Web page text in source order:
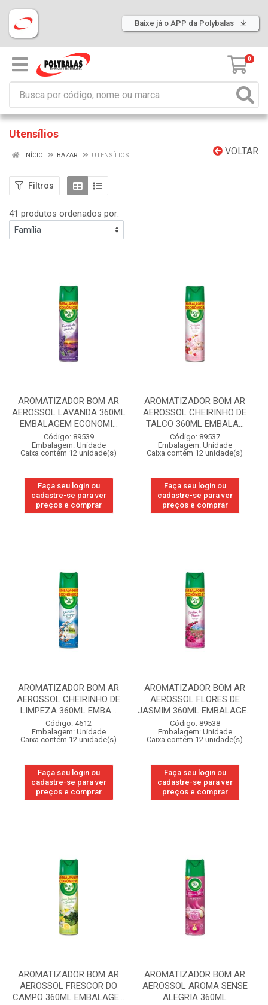
Baixe já o APP da Polybalas
0
Utensílios
VOLTAR
INÍCIO BAZAR UTENSÍLIOS
Filtros
41 produtos ordenados por:
AROMATIZADOR BOM AR
AEROSSOL LAVANDA 360ML
EMBALAGEM ECONOMI...
Código: 89539
Embalagem: Unidade
Caixa contém 12 unidade(s)
Faça seu login ou
cadastre-se para ver
preços e comprar
AROMATIZADOR BOM AR
AEROSSOL CHEIRINHO DE
TALCO 360ML EMBALA...
Código: 89537
Embalagem: Unidade
Caixa contém 12 unidade(s)
Faça seu login ou
cadastre-se para ver
preços e comprar
AROMATIZADOR BOM AR
AEROSSOL CHEIRINHO DE
LIMPEZA 360ML EMBA...
Código: 4612
Embalagem: Unidade
Caixa contém 12 unidade(s)
Faça seu login ou
cadastre-se para ver
preços e comprar
AROMATIZADOR BOM AR
AEROSSOL FLORES DE
JASMIM 360ML EMBALAGE...
Código: 89538
Embalagem: Unidade
Caixa contém 12 unidade(s)
Faça seu login ou
cadastre-se para ver
preços e comprar
AROMATIZADOR BOM AR
AEROSSOL FRESCOR DO
CAMPO 360ML EMBALAGE...
AROMATIZADOR BOM AR
AEROSSOL AROMA SENSE
ALEGRIA 360ML